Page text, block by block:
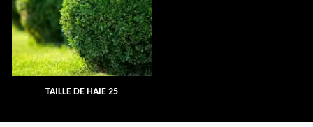
TAILLE DE HAIE 25